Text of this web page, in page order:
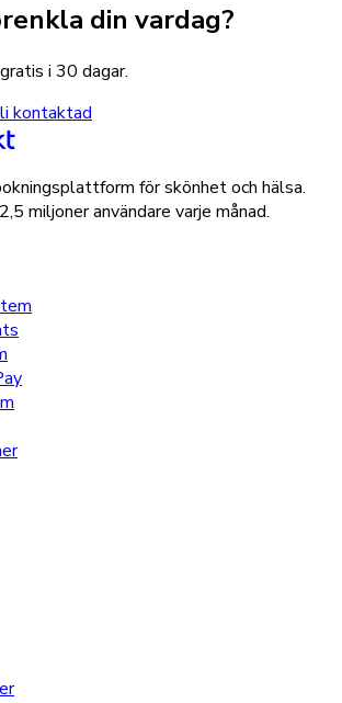
din vardag?
i 30 dagar.
kontaktad
för skönhet och hälsa.
2,5 miljoneranvändare varje månad.